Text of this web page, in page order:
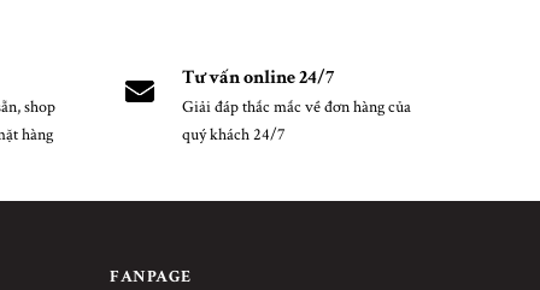
shop
hàng
Tư vấn online 24/7
Giải đáp thắc mắc về đơn hàng của
quý khách 24/7
FANPAGE